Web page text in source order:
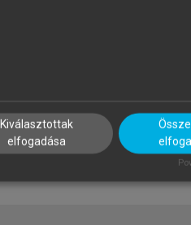
Kiválasztottak
elfogadása